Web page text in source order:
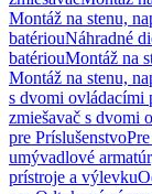
Montáž na stenu,
batériouNáhradné
batériouMontáž na
Montáž na stenu,
s dvomi ovládacími
zmiešavač s dvomi
pre Príslušenstvo
umývadlové
prístroje a výlevku